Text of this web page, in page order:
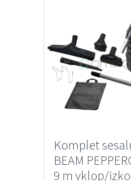
Komplet
BEAM
9 m vklop/